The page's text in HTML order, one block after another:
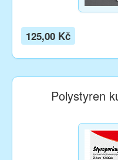
125,00 Kč
Polystyren